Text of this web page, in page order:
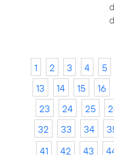
1 2 3 4 5
13
14 15 16
23
24 25
32
33 34
41
42 43